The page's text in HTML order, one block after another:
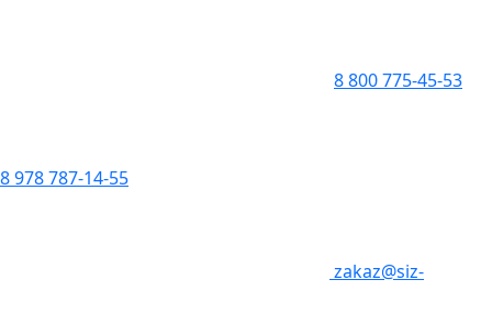
8 800 775-45-53
8 978 787-14-55
zakaz@siz-